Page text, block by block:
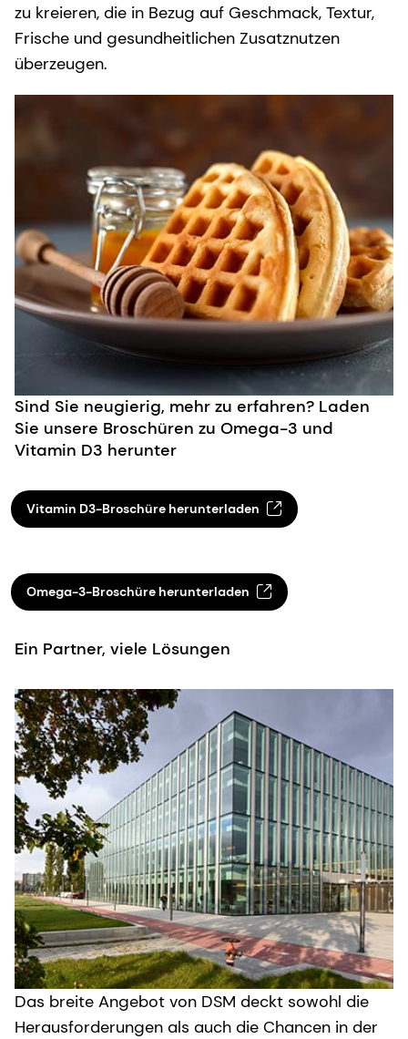
zu kreieren, die in Bezug auf Geschmack, Textur,
Frische und gesundheitlichen Zusatznutzen
überzeugen.
Sind Sie neugierig, mehr zu erfahren? Laden
Sie unsere Broschüren zu Omega-3 und
Vitamin D3 herunter
Vitamin D3-Broschüre herunterladen
Omega-3-Broschüre herunterladen
Ein Partner, viele Lösungen
Das breite Angebot von DSM deckt sowohl die
Herausforderungen als auch die Chancen in der